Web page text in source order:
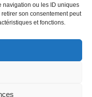
navigation ou les ID uniques
son consentement peut
et fonctions.